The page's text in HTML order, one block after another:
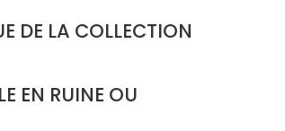
DE LA COLLECTION
EN RUINE OU